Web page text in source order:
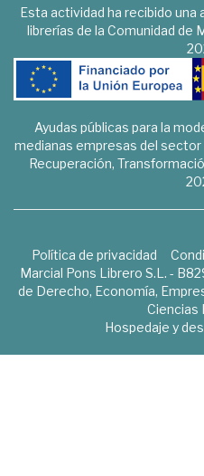
Esta actividad ha recibido una
librerías de la Comunidad de
Ayudas públicas para la
medianas empresas del sector
Recuperación,
Política de privacidad
Marcial Pons Librero S.L. -
de Derecho, Economía,
Ciencias
Hospedaje y